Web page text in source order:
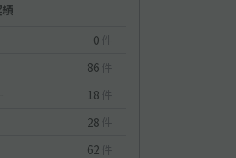
0 件
86 件
18 件
28 件
62 件